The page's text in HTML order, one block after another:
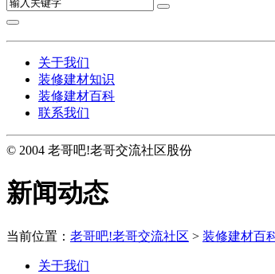
关于我们
装修建材知识
装修建材百科
联系我们
© 2004 老哥吧!老哥交流社区股份
新闻动态
当前位置： 老哥吧!老哥交流社区 > 装修建材百
关于我们